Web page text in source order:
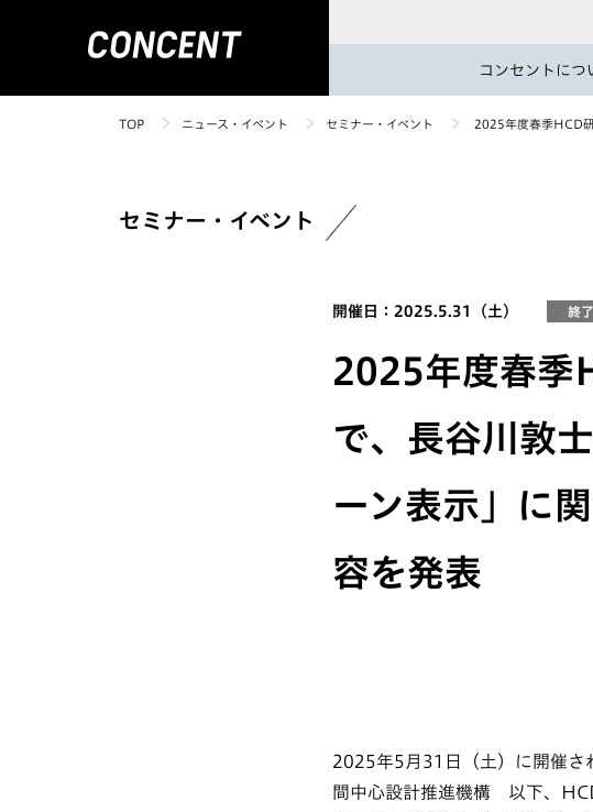
コンセントにつ
TOP ニュース・イベント セミナー・イベント 2025年度春季HCD
セミナー・イベント
開催日：2025.5.31（土） 終
2025年度春季
で、長谷川敦
ーン表示」に
容を発表
2025年5月31日（土）に開催さ
間中心設計推進機構 以下、